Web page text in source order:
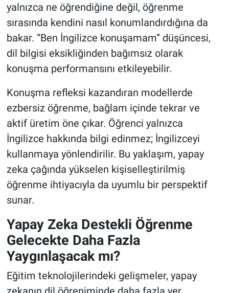
yalnızca ne öğrendiğine değil, öğrenme
sırasında kendini nasıl konumlandırdığına da
bakar. “Ben İngilizce konuşamam” düşüncesi,
dil bilgisi eksikliğinden bağımsız olarak
konuşma performansını etkileyebilir.
Konuşma refleksi kazandıran modellerde
ezbersiz öğrenme, bağlam içinde tekrar ve
aktif üretim öne çıkar. Öğrenci yalnızca
İngilizce hakkında bilgi edinmez; İngilizceyi
kullanmaya yönlendirilir. Bu yaklaşım, yapay
zeka çağında yükselen kişiselleştirilmiş
öğrenme ihtiyacıyla da uyumlu bir perspektif
sunar.
Yapay Zeka Destekli Öğrenme
Gelecekte Daha Fazla
Yaygınlaşacak mı?
Eğitim teknolojilerindeki gelişmeler, yapay